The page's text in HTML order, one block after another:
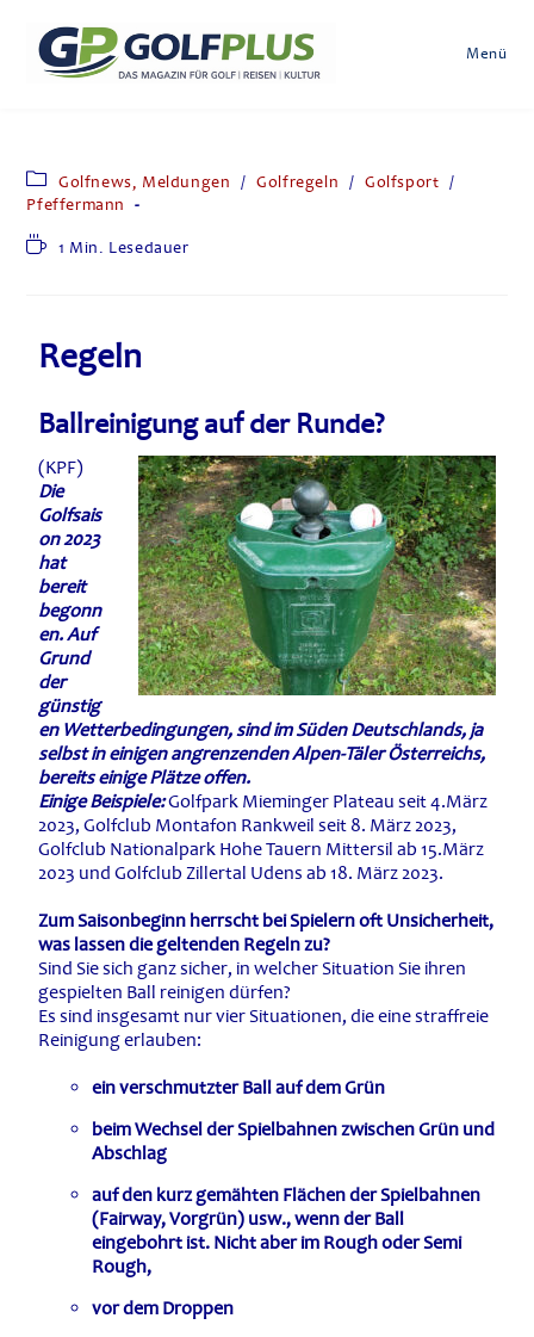
Menü
Golfnews, Meldungen / Golfregeln / Golfsport /
Pfeffermann
1 Min. Lesedauer
Regeln
Ballreinigung auf der Runde?
(KPF)
Die
Golfsais
on 2023
hat
bereit
begonn
en. Auf
Grund
der
günstig
en Wetterbedingungen, sind im Süden Deutschlands, ja
selbst in einigen angrenzenden Alpen-Täler Österreichs,
bereits einige Plätze offen.
Einige Beispiele:Golfpark Mieminger Plateau seit 4.März
2023, Golfclub Montafon Rankweil seit 8. März 2023,
Golfclub Nationalpark Hohe Tauern Mittersil ab 15.März
2023 und Golfclub Zillertal Udens ab 18. März 2023.
Zum Saisonbeginn herrscht bei Spielern oft Unsicherheit,
was lassen die geltenden Regeln zu?
Sind Sie sich ganz sicher, in welcher Situation Sie ihren
gespielten Ball reinigen dürfen?
Es sind insgesamt nur vier Situationen, die eine straffreie
Reinigung erlauben:
ein verschmutzter Ball auf dem Grün
beim Wechsel der Spielbahnen zwischen Grün und
Abschlag
auf den kurz gemähten Flächen der Spielbahnen
(Fairway, Vorgrün) usw., wenn der Ball
eingebohrt ist. Nicht aber im Rough oder Semi
Rough,
vor dem Droppen